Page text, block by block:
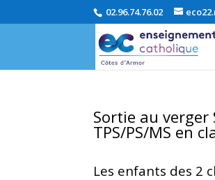
02.96.74.76.02
Sortie au verger
TPS/PS/MS en
Les enfants des 2